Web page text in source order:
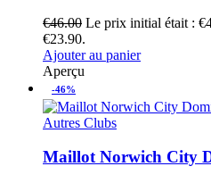
€46.00 Le prix initial était :
€23.90.
Ajouter au panier
Aperçu
-46%
Autres Clubs
Maillot Norwich City